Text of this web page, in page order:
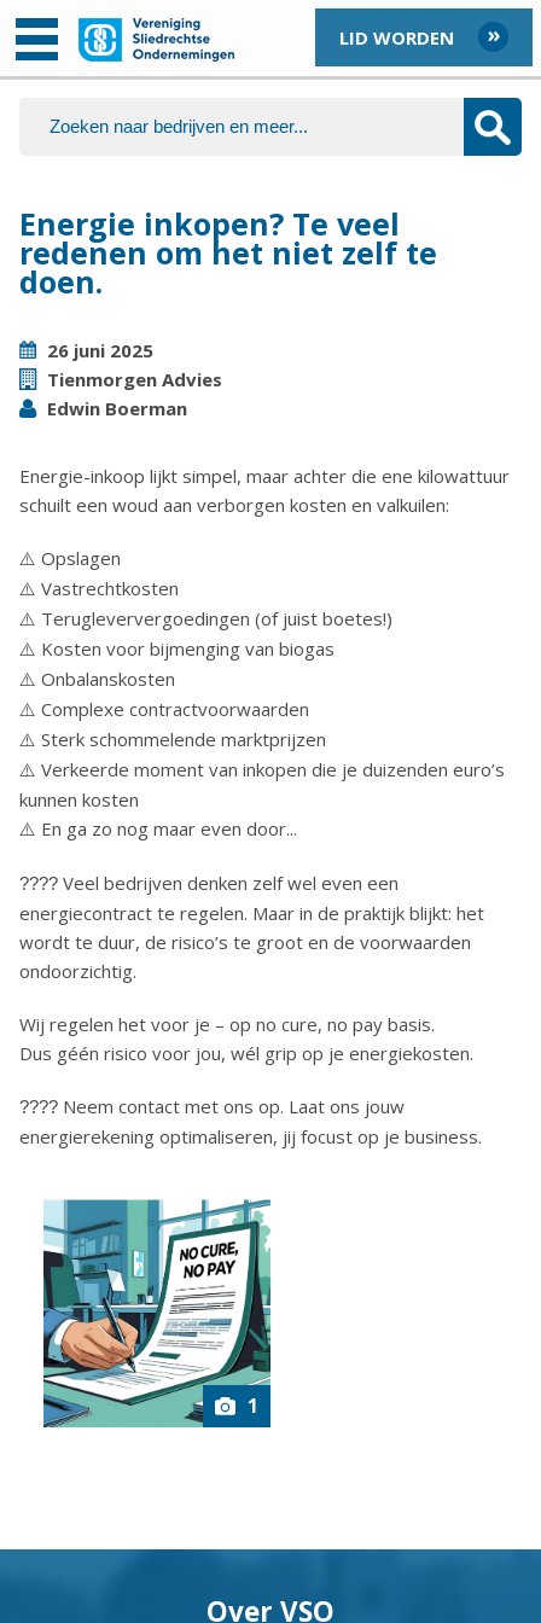
LID WORDEN
Energie inkopen? Te veel
redenen om het niet zelf te
doen.
26 juni 2025
Tienmorgen Advies
Edwin Boerman
Energie-inkoop lijkt simpel, maar achter die ene kilowattuur
schuilt een woud aan verborgen kosten en valkuilen:
⚠️ Opslagen
⚠️ Vastrechtkosten
⚠️ Terugleververgoedingen (of juist boetes!)
⚠️ Kosten voor bijmenging van biogas
⚠️ Onbalanskosten
⚠️ Complexe contractvoorwaarden
⚠️ Sterk schommelende marktprijzen
⚠️ Verkeerde moment van inkopen die je duizenden euro’s
kunnen kosten
⚠️ En ga zo nog maar even door...
???? Veel bedrijven denken zelf wel even een
energiecontract te regelen. Maar in de praktijk blijkt: het
wordt te duur, de risico’s te groot en de voorwaarden
ondoorzichtig.
Wij regelen het voor je – op no cure, no pay basis.
Dus géén risico voor jou, wél grip op je energiekosten.
???? Neem contact met ons op. Laat ons jouw
energierekening optimaliseren, jij focust op je business.
1
Over VSO